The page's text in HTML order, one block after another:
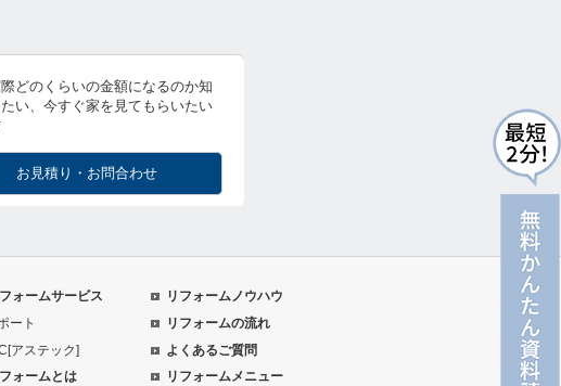
どのくらいの金額になるのか知
たい、今すぐ家を見てもらいたい
お見積り・お問合わせ
ォームサービス
ート
アステック]
ォームとは
リフォームノウハウ
リフォームの流れ
よくあるご質問
リフォームメニュー